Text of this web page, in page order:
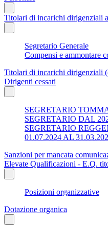
Titolari di incarichi dirigenziali
Segretario Generale
Compensi e ammontare
Titolari di incarichi dirigenziali
Dirigenti cessati
SEGRETARIO
SEGRETARIO DAL
SEGRETARIO
01.07.2024 AL
Sanzioni per mancata
Elevate Qualificazioni - E.Q.
Posizioni organizzative
Dotazione organica